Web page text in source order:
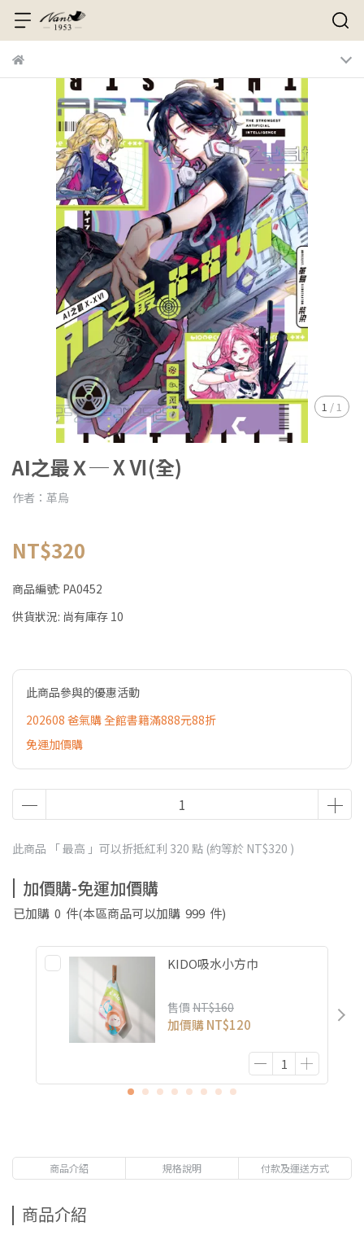
1 / 1
AI之最Ｘ─ⅩⅥ(全)
作者：革烏
NT$320
商品編號: PA0452
供貨狀況: 尚有庫存 10
此商品參與的優惠活動
202608 爸氣購 全館書籍滿888元88折
免運加價購
此商品 「 最高 」可以折抵紅利 320 點 (約等於 NT$320 )
加價購-免運加價購
已加購 0 件(本區商品可以加購 999 件)
KIDO吸水小方巾
售價 NT$160
加價購NT$120
商品介紹 規格說明 付款及運送方式
商品介紹